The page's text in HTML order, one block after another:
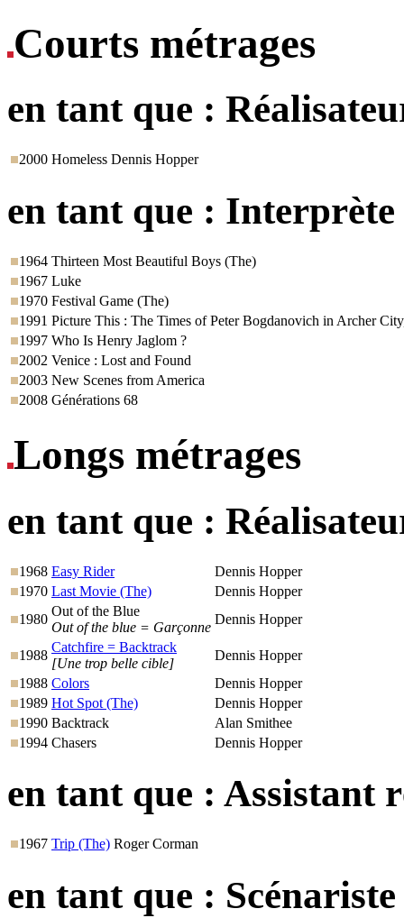
Courts métrages
en tant que :
2000 Homeless Dennis Hopper
en tant que : Interprète
1964 Thirteen Most Beautiful Boys (The)
1967 Luke
1970 Festival Game (The)
1991 Picture This : The Times of Peter Bogdanovich in Archer
1997 Who Is Henry Jaglom ?
2002 Venice : Lost and Found
2003 New Scenes from America
2008 Générations 68
Longs métrages
en tant que :
1968 Easy Rider
Dennis Hopper
1970 Last Movie (The)
Dennis Hopper
1980
Out of the Blue
Out of the blue = Garçonne
Dennis Hopper
1988
Catchfire = Backtrack
[Une trop belle cible]
Dennis Hopper
1988 Colors
Dennis Hopper
1989 Hot Spot (The)
Dennis Hopper
1990 Backtrack
Alan Smithee
1994 Chasers Dennis Hopper
en tant que : Assistant
1967 Trip (The) Roger Corman
en tant que : Scénariste